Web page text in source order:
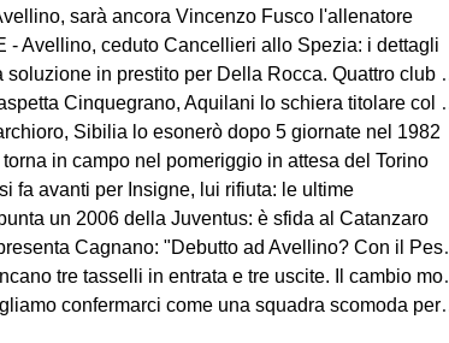
sarà ancora Vincenzo Fusco l'allenatore
- Avellino, ceduto Cancellieri allo Spezia: i dettagli
in prestito per Della Rocca. Quattro club su Manzi
Cinquegrano, Aquilani lo schiera titolare col Sassuolo
Sibilia lo esonerò dopo 5 giornate nel 1982
in campo nel pomeriggio in attesa del Torino
fa avanti per Insigne, lui rifiuta: le ultime
un 2006 della Juventus: è sfida al Catanzaro
"Debutto ad Avellino? Con il Pescara andò bene. Gol dell'ex? Ho rispetto per la piazza e i compagni, non esulterei"
entrata e tre uscite. Il cambio modulo? Una squadra camaleontica non dà punti di riferimento". Sull'esterno e il trequartista...
come una squadra scomoda per tutti. La concorrenza ben venga. Io mi sento bene"